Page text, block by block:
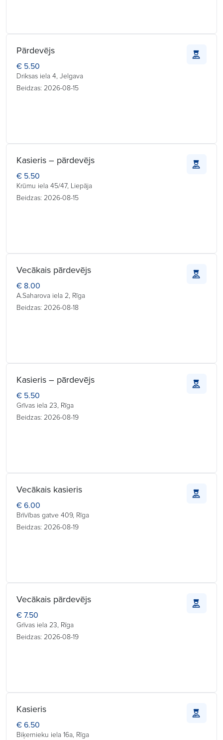
Pārdevējs
€ 5.50
Driksas iela 4, Jelgava
Beidzas: 2026-08-15
Kasieris – pārdevējs
€ 5.50
Krūmu iela 45/47, Liepāja
Beidzas: 2026-08-15
Vecākais pārdevējs
€ 8.00
A.Saharova iela 2, Rīga
Beidzas: 2026-08-18
Kasieris – pārdevējs
€ 5.50
Grīvas iela 23, Rīga
Beidzas: 2026-08-19
Vecākais kasieris
€ 6.00
Brīvības gatve 409, Rīga
Beidzas: 2026-08-19
Vecākais pārdevējs
€ 7.50
Grīvas iela 23, Rīga
Beidzas: 2026-08-19
Kasieris
€ 6.50
Biķernieku iela 16a, Rīga